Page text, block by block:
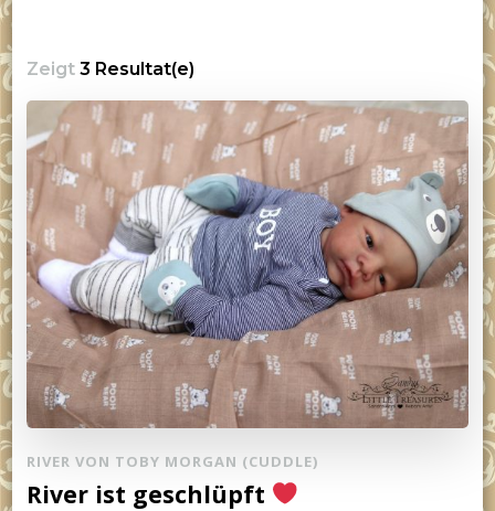
Zeigt 3 Resultat(e)
RIVER VON TOBY MORGAN (CUDDLE)
River ist geschlüpft